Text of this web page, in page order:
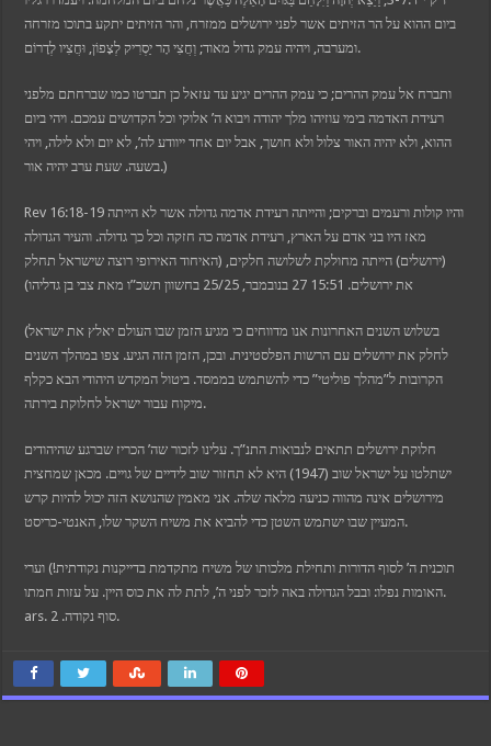
ביום ההוא על הר הזיתים אשר לפני ירושלים ממזרח, והר הזיתים יתקע בתוכו מזרחה
ומערבה, ויהיה עמק גדול מאוד; וְחֲצִי הָר יַסְרִיק לְצָפוֹן, וּחֲצִיו לְדָרוֹם.
ותברח אל עמק ההרים; כי עמק ההרים יגיע עד עזאל כן תברטו כמו שברחתם מלפני
רעידת האדמה בימי עוזיהו מלך יהודה ויבוא ה’ אלוקי וכל הקדושים עמכם. ויהי ביום
ההוא, ולא יהיה האור צלול ולא חושך, אבל יום אחד ייוודע לה’, לא יום ולא לילה, ויהי
בשעה. שעת ערב יהיה אור.)
Rev 16:18-19 והיו קולות ורעמים וברקים; והייתה רעידת אדמה גדולה אשר לא הייתה
מאז היו בני אדם על הארץ, רעידת אדמה כה חזקה וכל כך גדולה. והעיר הגדולה
(ירושלים) הייתה מחולקת לשלושה חלקים, (האיחוד האירופי רוצה שישראל תחלק
את ירושלים. 15:51 27 בנובמבר, 25/25 בחשוון תשכ”ו מאת צבי בן גדליהו)
(בשלוש השנים האחרונות אנו מדווחים כי מגיע הזמן שבו העולם יאלץ את ישראל
לחלק את ירושלים עם הרשות הפלסטינית. ובכן, הזמן הזה הגיע. צפו במהלך השנים
הקרובות ל”מהלך פוליטי” כדי להשתמש בממסד. ביטול המקדש היהודי הבא כקלף
מיקוח עבור ישראל לחלוקת בירתה.
חלוקת ירושלים תתאים לנבואות התנ”ך. עלינו לזכור שה’ הכריז שברגע שהיהודים
ישתלטו על ישראל שוב (1947) היא לא תחזור שוב לידיים של גויים. מכאן שמחצית
מירושלים אינה מהווה כניעה מלאה שלה. אני מאמין שהנושא הזה יכול להיות קרש
המעיין שבו ישתמש השטן כדי להביא את משיח השקר שלו, האנטי-כריסט.
תוכנית ה’ לסוף הדורות ותחילת מלכותו של משיח מתקדמת בדייקנות נקודתית!) וערי
האומות נפלו: ובבל הגדולה באה לזכר לפני ה’, לתת לה את כוס היין. על עזות חמתו.
ars. סוף נקודה. 2.